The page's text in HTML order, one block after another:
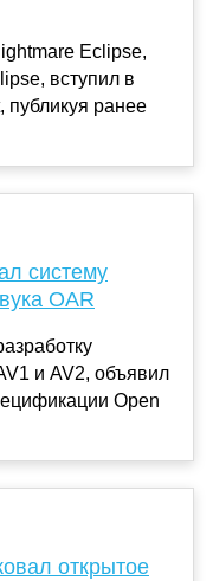
Eclipse,
вступил в
публикуя ранее
систему
OAR
и AV2, объявил
Open
открытое